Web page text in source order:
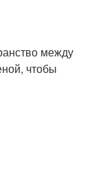
между
чтобы